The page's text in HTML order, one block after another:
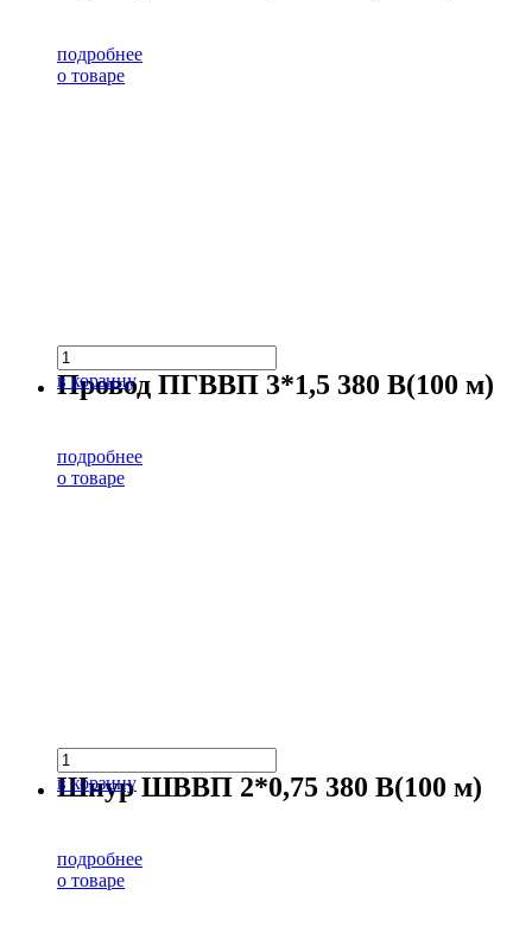
подробнее
о товаре
в корзину
Провод ПГВВП 3*1,5 380 В(100 м)
подробнее
о товаре
в корзину
Шнур ШВВП 2*0,75 380 В(100 м)
подробнее
о товаре